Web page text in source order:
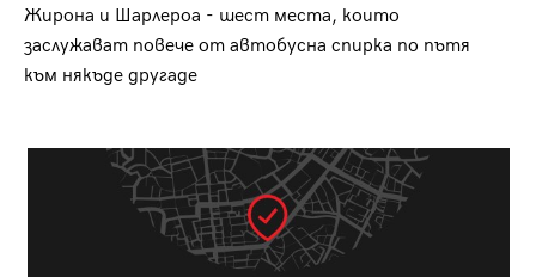
Жирона и Шарлероа - шест места, които
заслужават повече от автобусна спирка по пътя
към някъде другаде